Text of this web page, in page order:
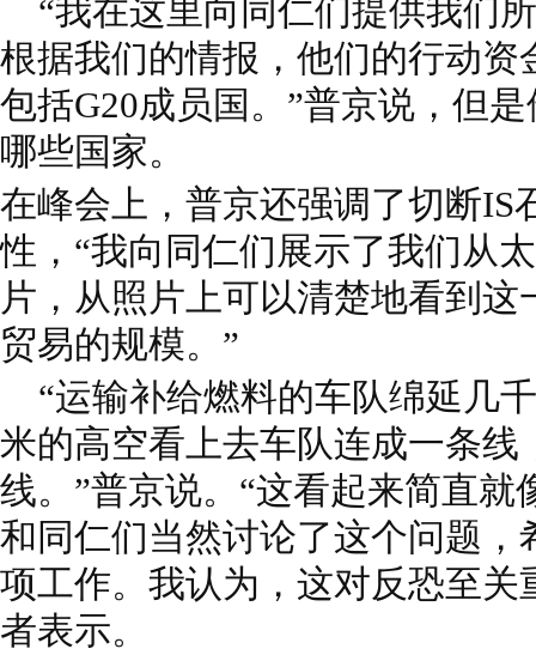
“我在这里向同仁们提供我们
根据我们的情报，他们的行动资
包括G20成员国。”普京说，但
哪些国家。
在峰会上，普京还强调了切断IS
性，“我向同仁们展示了我们从
片，从照片上可以清楚地看到
贸易的规模。”
“运输补给燃料的车队绵延几
米的高空看上去车队连成一条线
线。”普京说。“这看起来简直就
和同仁们当然讨论了这个问题，
项工作。我认为，这对反恐至关
者表示。